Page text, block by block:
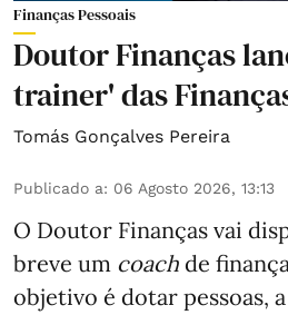
Finanças Pessoais
Doutor Finanças
trainer' das
Tomás Gonçalves Pereira
Publicado a: 06 Agosto 2026, 13:13
O Doutor Finanças vai
breve um coach de
objetivo é dotar pessoas,